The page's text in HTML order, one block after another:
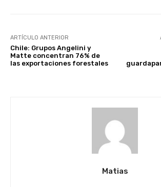
ARTÍCULO ANTERIOR
Chile: Grupos Angelini y
Matte concentran 76% de
las exportaciones forestales
Matias